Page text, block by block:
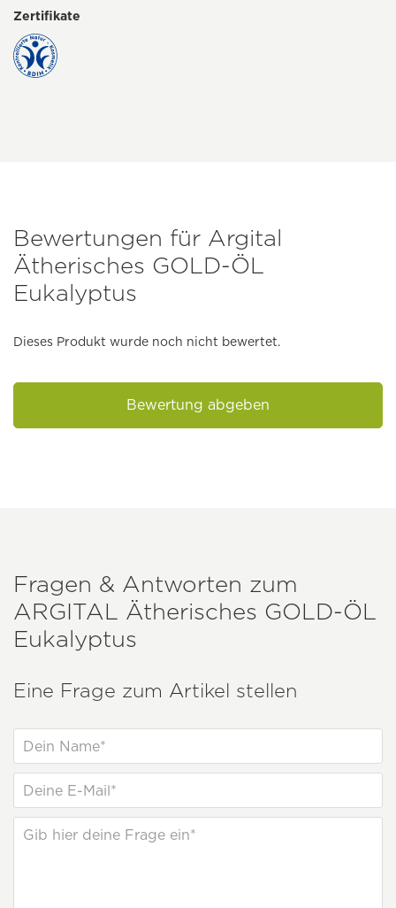
Zertifikate
Bewertungen für Argital
Ätherisches GOLD-ÖL
Eukalyptus
Dieses Produkt wurde noch nicht bewertet.
Bewertung abgeben
Fragen & Antworten zum
ARGITAL Ätherisches GOLD-ÖL
Eukalyptus
Eine Frage zum Artikel stellen